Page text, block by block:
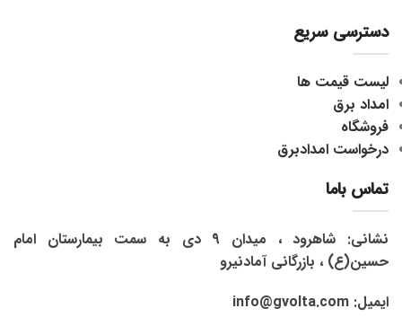
دسترسی سریع
لیست قیمت ها
امداد برق
فروشگاه
درخواست امدادبرق
تماس باما
نشانی: شاهرود ، میدان 9 دی به سمت بیمارستان امام
حسین(ع) ، بازرگانی آمادنیرو
ایمیل: info@gvolta.com